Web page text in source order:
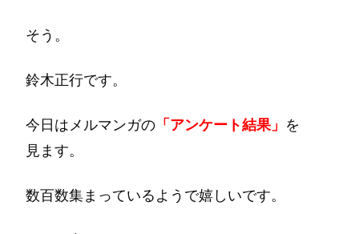
そう。
鈴木正行です。
今日はメルマンガの 「アンケート結果」 を
見ます。
数百数集まっているようで嬉しいです。